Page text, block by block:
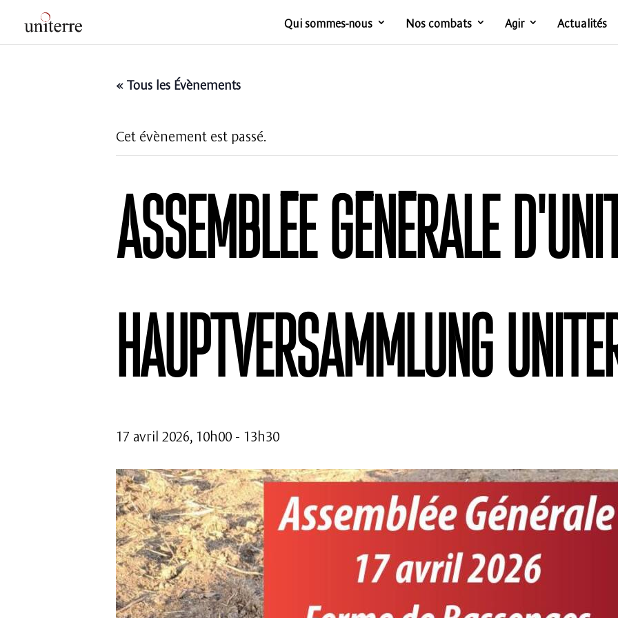
Qui sommes-nous Nos combats Agir Actualités
« Tous les Évènements
Cet évènement est passé.
ASSEMBLÉE GÉNÉRALE
Hauptversammlung
17 avril 2026, 10h00 - 13h30